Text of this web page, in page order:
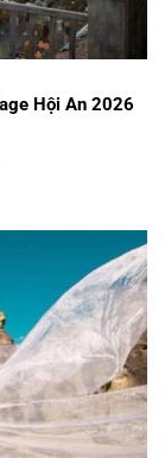
Hội An 2026